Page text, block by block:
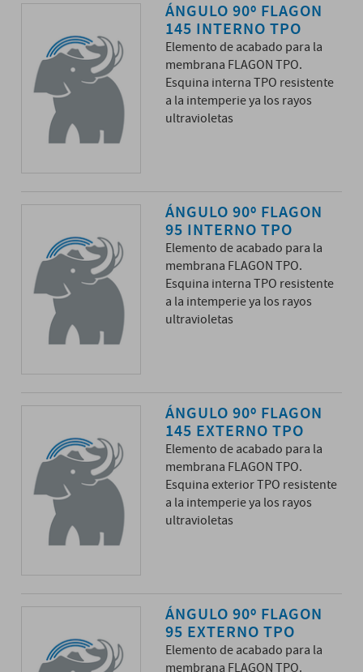
ÁNGULO 90º FLAGON
145 INTERNO TPO
Elemento de acabado para la
membrana FLAGON TPO.
Esquina interna TPO resistente
a la intemperie ya los rayos
ultravioletas
ÁNGULO 90º FLAGON
95 INTERNO TPO
Elemento de acabado para la
membrana FLAGON TPO.
Esquina interna TPO resistente
a la intemperie ya los rayos
ultravioletas
ÁNGULO 90º FLAGON
145 EXTERNO TPO
Elemento de acabado para la
membrana FLAGON TPO.
Esquina exterior TPO resistente
a la intemperie ya los rayos
ultravioletas
ÁNGULO 90º FLAGON
95 EXTERNO TPO
Elemento de acabado para la
membrana FLAGON TPO.